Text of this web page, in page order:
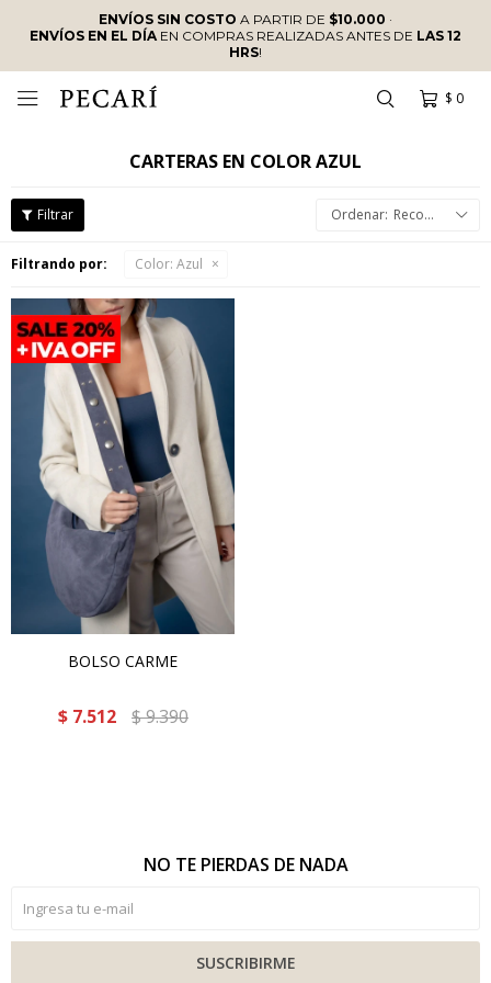
ENVÍOS SIN COSTO A PARTIR DE $10.000 ·
ENVÍOS EN EL DÍAEN COMPRAS REALIZADAS ANTES DE LAS 12
HRS!
$ 0

CARTERAS EN COLOR AZUL
Recomendados
Filtrando por: Color: Azul
BOLSO CARME
$ 7.512 $9.390
NO TE PIERDAS DE NADA
SUSCRIBIRME